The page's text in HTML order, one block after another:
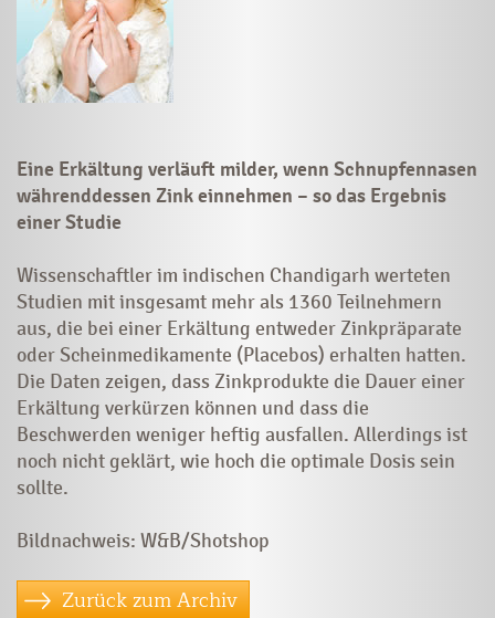
Eine Erkältung verläuft milder, wenn Schnupfennasen
währenddessen Zink einnehmen – so das Ergebnis
einer Studie
Wissenschaftler im indischen Chandigarh werteten
Studien mit insgesamt mehr als 1360 Teilnehmern
aus, die bei einer Erkältung entweder Zinkpräparate
oder Scheinmedikamente (Placebos) erhalten hatten.
Die Daten zeigen, dass Zinkprodukte die Dauer einer
Erkältung verkürzen können und dass die
Beschwerden weniger heftig ausfallen. Allerdings ist
noch nicht geklärt, wie hoch die optimale Dosis sein
sollte.
Bildnachweis: W&B/Shotshop
Zurück zum Archiv